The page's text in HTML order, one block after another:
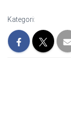
Kategori: